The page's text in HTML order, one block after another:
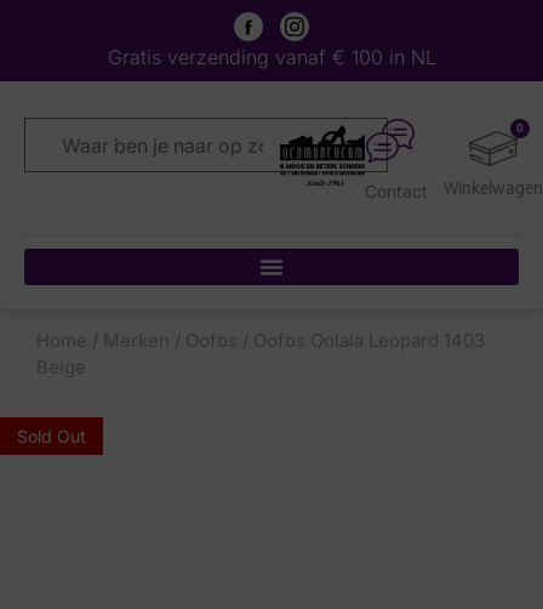
Gratis verzending vanaf € 100 in NL
0
Contact
Home / Merken / Oofos / Oofos Oolala Leopard 1403
Beige
Sold Out